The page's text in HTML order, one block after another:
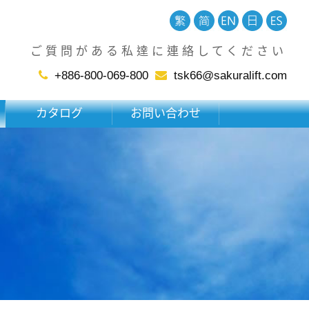
ご質問がある私達に連絡してください
+886-800-069-800
tsk66@sakuralift.com
カタログ お問い合わせ